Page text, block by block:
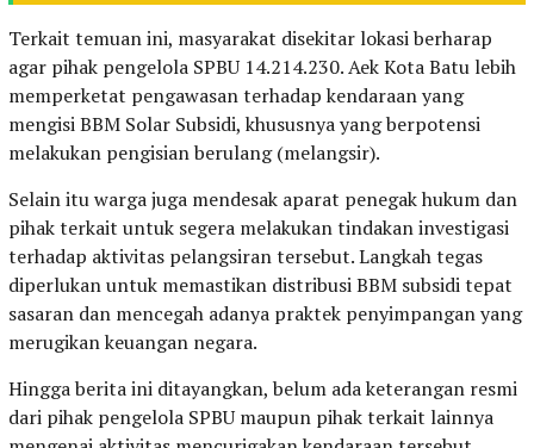
Terkait temuan ini, masyarakat disekitar lokasi berharap
agar pihak pengelola SPBU 14.214.230. Aek Kota Batu lebih
memperketat pengawasan terhadap kendaraan yang
mengisi BBM Solar Subsidi, khususnya yang berpotensi
melakukan pengisian berulang (melangsir).
Selain itu warga juga mendesak aparat penegak hukum dan
pihak terkait untuk segera melakukan tindakan investigasi
terhadap aktivitas pelangsiran tersebut. Langkah tegas
diperlukan untuk memastikan distribusi BBM subsidi tepat
sasaran dan mencegah adanya praktek penyimpangan yang
merugikan keuangan negara.
Hingga berita ini ditayangkan, belum ada keterangan resmi
dari pihak pengelola SPBU maupun pihak terkait lainnya